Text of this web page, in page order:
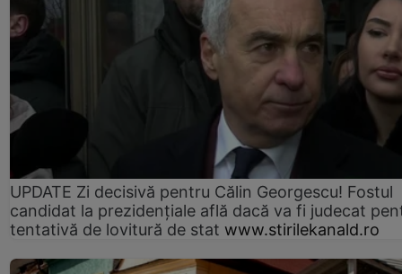
UPDATE Zi decisivă pentru Călin Georgescu! Fostul
candidat la prezidențiale află dacă va fi judecat
tentativă de lovitură de stat www.stirilekanald.ro